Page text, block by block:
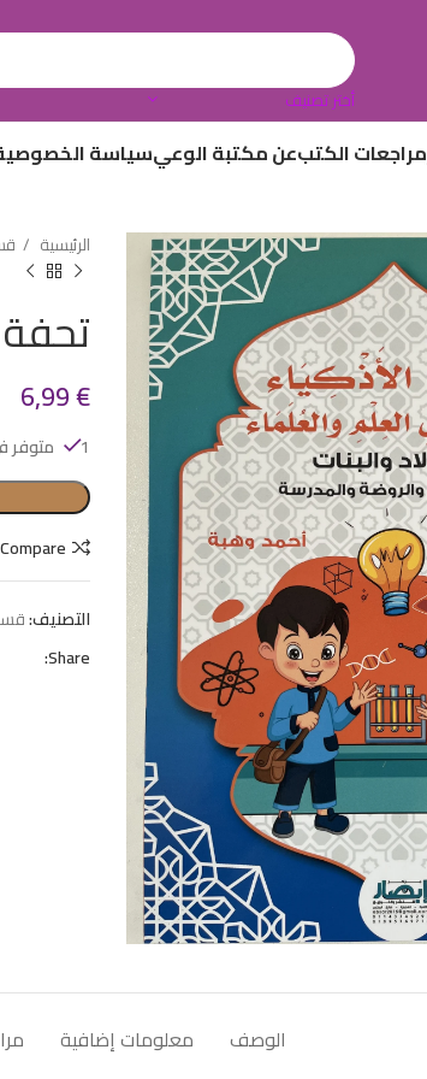
أختر تصنيف
مراجعات الكتبعن مكتبة الوعيسياسة
الرئيسية
6,99€
1 متوفر في المخزون
Compare
التصنيف:
Share:
الوصف معلومات إضافية